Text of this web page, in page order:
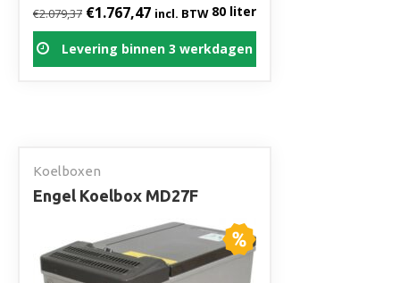
80 liter
€2.079,37 Oorspronkelijke prijs was: €2.079,37.
€1.767,47Huidige prijs is: €1.767,47.
incl. BTW
Levering binnen 3 werkdagen
Koelboxen
Engel Koelbox MD27F